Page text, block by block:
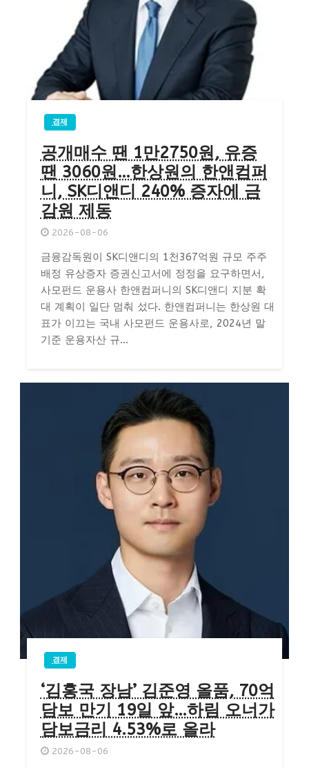
경제
공개매수 땐 1만2750원, 유증
땐 3060원…한상원의 한앤컴퍼
니, SK디앤디 240% 증자에 금
감원 제동
2026-08-06
금융감독원이 SK디앤디의 1천367억원 규모 주주
배정 유상증자 증권신고서에 정정을 요구하면서,
사모펀드 운용사 한앤컴퍼니의 SK디앤디 지분 확
대 계획이 일단 멈춰 섰다. 한앤컴퍼니는 한상원 대
표가 이끄는 국내 사모펀드 운용사로, 2024년 말
기준 운용자산 규...
경제
‘김홍국 장남’ 김준영 올품, 70억
담보 만기 19일 앞…하림 오너가
담보금리 4.53%로 올라
2026-08-06